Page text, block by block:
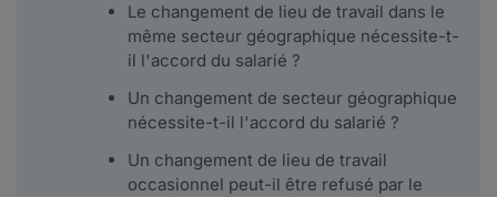
Le changement de lieu de travail dans le
même secteur géographique nécessite-t-
il l'accord du salarié ?
Un changement de secteur géographique
nécessite-t-il l'accord du salarié ?
Un changement de lieu de travail
occasionnel peut-il être refusé par le